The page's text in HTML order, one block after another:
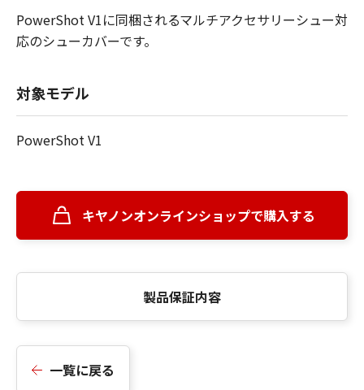
PowerShot V1に同梱されるマルチアクセサリーシュー対
応のシューカバーです。
対象モデル
PowerShot V1
キヤノンオンラインショップで購入する
製品保証内容
一覧に戻る